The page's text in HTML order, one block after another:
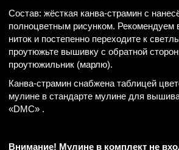
Состав: жёсткая канва-страмин с
полноцветным рисунком.
ниток и постепенно переходите к
проутюжьте вышивку с обратной
проутюжильник (марлю).
Канва-страмин снабжена таблицей
мулине в стандарте мулине для
«DMC» .
Внимание! Мулине в комплект не